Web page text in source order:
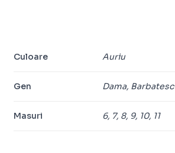
Culoare Auriu
Gen Dama, Barbatesc
Masuri 6, 7, 8, 9, 10, 11